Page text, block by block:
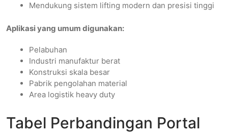
Mendukung sistem lifting modern dan presisi tinggi
Aplikasi yang umum digunakan:
Pelabuhan
Industri manufaktur berat
Konstruksi skala besar
Pabrik pengolahan material
Area logistik heavy duty
Tabel Perbandingan Portal